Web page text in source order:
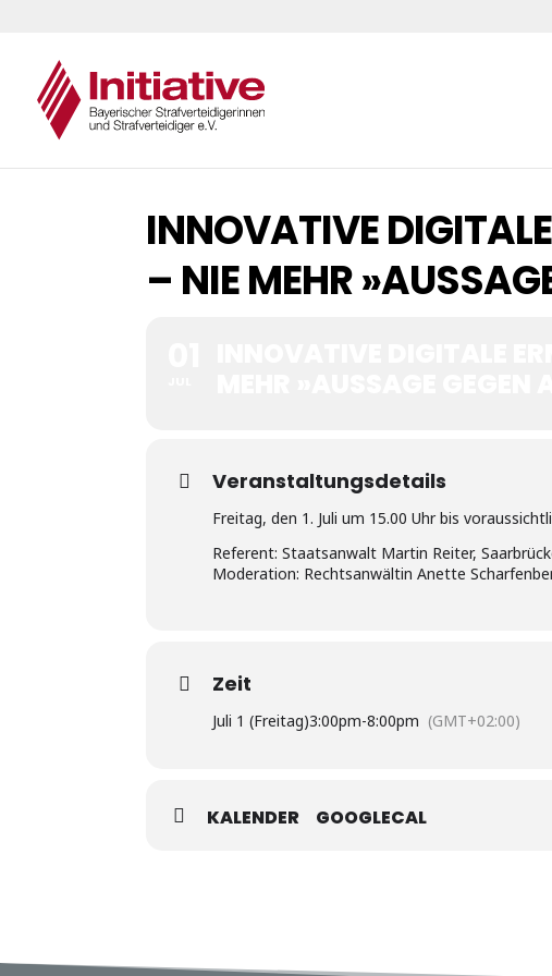
INNOVATIVE
– NIE MEHR
Veranstaltungsdetails
Freitag, den 1. Juli um 15.00 Uhr bis
Referent: Staatsanwalt Martin Reiter,
Moderation: Rechtsanwältin Anette
Zeit
Juli 1 (Freitag)3:00pm-8:00pm (GMT+02:00)
KALENDER GOOGLECAL